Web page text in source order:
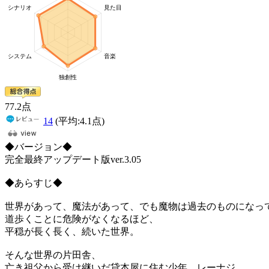
77.2点
14 (平均:4.1 点)
◆バージョン◆
完全最終アップデート版ver.3.05
◆あらすじ◆
世界があって、魔法があって、でも魔物は過去のものになっ
道歩くことに危険がなくなるほど、
平穏が長く長く、続いた世界。
そんな世界の片田舎、